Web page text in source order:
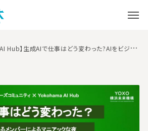
】生成AIで仕事はどう変わった?AIをビジネスで活用しているメンバーによるマニアックな夜